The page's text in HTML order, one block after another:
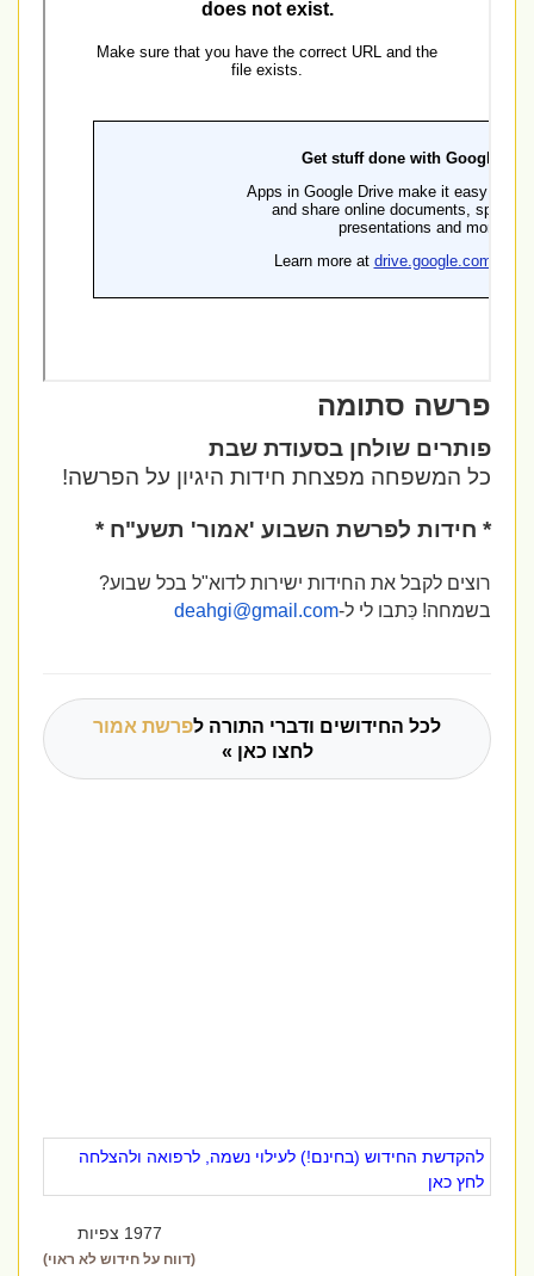
פרשה סתומה
פותרים שולחן בסעודת שבת
כל המשפחה מפצחת חידות היגיון על הפרשה!
* חידות לפרשת השבוע 'אמור' תשע"ח *
רוצים לקבל את החידות ישירות לדוא"ל בכל שבוע?
בשמחה!כִּתבו לי ל- deahgi@gmail.com
לכל החידושים ודברי התורה לפרשת אמור
לחצו כאן »
להקדשת החידוש (בחינם!) לעילוי נשמה, לרפואה ולהצלחה
לחץ כאן
1977 צפיות
(דווח על חידוש לא ראוי)